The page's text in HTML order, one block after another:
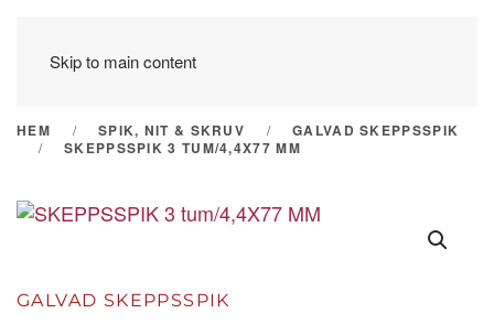
Skip to main content
HEM SPIK, NIT & SKRUV
GALVAD SKEPPSSPIK
SKEPPSSPIK 3 TUM/4,4X77 MM
GALVAD SKEPPSSPIK